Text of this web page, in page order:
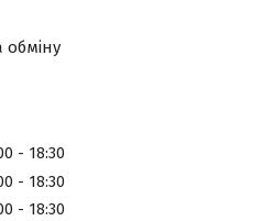
18:30
18:30
18:30